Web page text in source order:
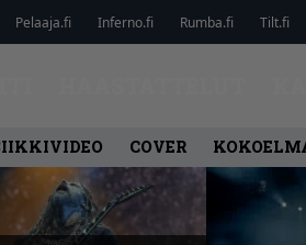
Pelaaja.fi Inferno.fi Rumba.fi Tilt.fi
COVER